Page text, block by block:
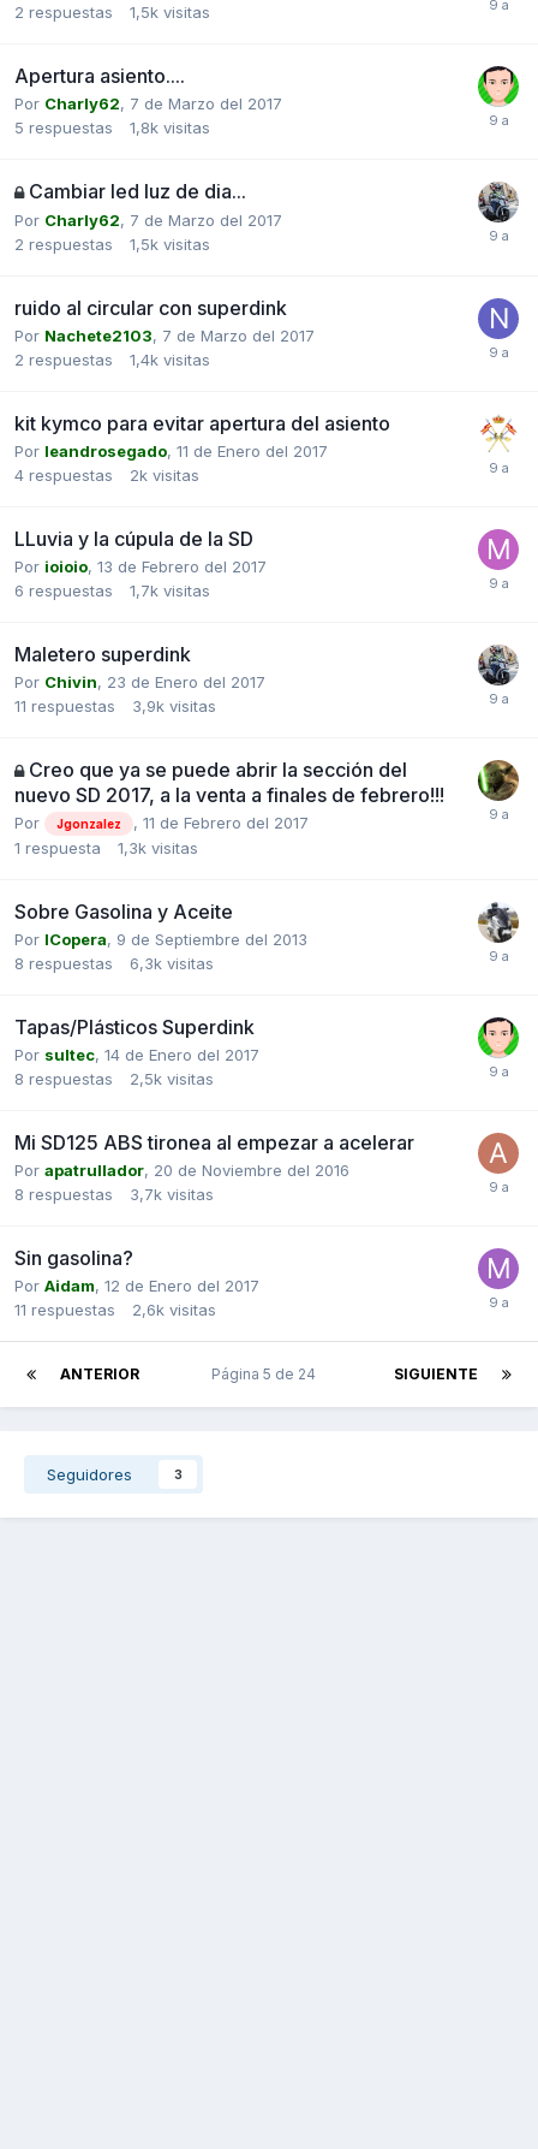
2 respuestas 1,5k visitas
Apertura asiento....
Por Charly62, 7 de Marzo del 2017
5 respuestas 1,8k visitas
Cambiar led luz de dia...
Por Charly62, 7 de Marzo del 2017
2 respuestas 1,5k visitas
ruido al circular con superdink
Por Nachete2103, 7 de Marzo del 2017
2 respuestas 1,4k visitas
kit kymco para evitar apertura del asiento
Por leandrosegado, 11 de Enero del 2017
4 respuestas 2k visitas
LLuvia y la cúpula de la SD
Por ioioio, 13 de Febrero del 2017
6 respuestas 1,7k visitas
Maletero superdink
Por Chivin, 23 de Enero del 2017
11 respuestas 3,9k visitas
Creo que ya se puede abrir la sección del
nuevo SD 2017, a la venta a finales de febrero!!!
Por Jgonzalez , 11 de Febrero del 2017
1 respuesta 1,3k visitas
Sobre Gasolina y Aceite
Por ICopera, 9 de Septiembre del 2013
8 respuestas 6,3k visitas
Tapas/Plásticos Superdink
Por sultec, 14 de Enero del 2017
8 respuestas 2,5k visitas
Mi SD125 ABS tironea al empezar a acelerar
Por apatrullador, 20 de Noviembre del 2016
8 respuestas 3,7k visitas
Sin gasolina?
Por Aidam, 12 de Enero del 2017
11 respuestas 2,6k visitas
ANTERIOR SIGUIENTE
Página 5 de 24
Seguidores 3